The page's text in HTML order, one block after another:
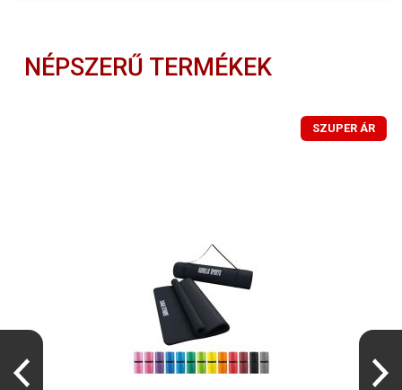
NÉPSZERŰ TERMÉKEK
SZUPER ÁR